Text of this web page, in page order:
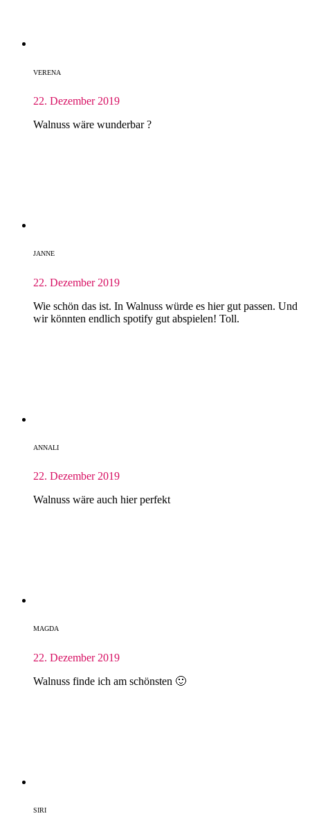
VERENA
22. Dezember 2019
Walnuss wäre wunderbar ?
JANNE
22. Dezember 2019
Wie schön das ist. In Walnuss würde es hier gut passen. Und
wir könnten endlich spotify gut abspielen! Toll.
ANNALI
22. Dezember 2019
Walnuss wäre auch hier perfekt
MAGDA
22. Dezember 2019
Walnuss finde ich am schönsten 🙂
SIRI